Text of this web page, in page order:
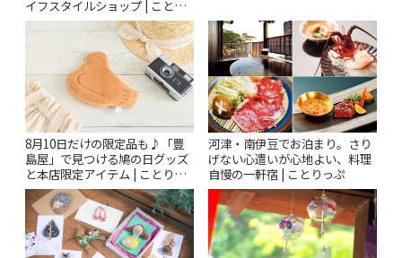
イフスタイルショップ | ことり
っぷ
8月10日だけの限定品も♪「豊
島屋」で見つける鳩の日グッズ
と本店限定アイテム | ことりっ
ぷ
河津・南伊豆でお泊まり。さり
げない心遣いが心地よい、料理
自慢の一軒宿 | ことりっぷ